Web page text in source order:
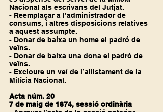
Nacional als escrivans del Jutjat.
- Reemplaçar a l’administrador de
consums, i altres disposicions relatives
a aquest assumpte.
- Donar de baixa un home el padró de
veïns.
- Donar de baixa una dona el padró de
veïns.
- Excloure un veí de l’allistament de la
Milícia Nacional.
Acta núm. 20
7 de maig de 1874, sessió ordinària